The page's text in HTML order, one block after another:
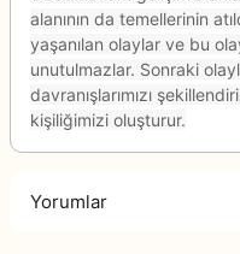
alanının da temellerinin
yaşanılan olaylar ve bu
unutulmazlar. Sonraki
davranışlarımızı
kişiliğimizi oluşturur.
Yorumlar